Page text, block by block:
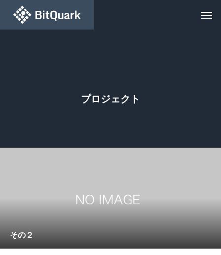
プロジェクト
その２